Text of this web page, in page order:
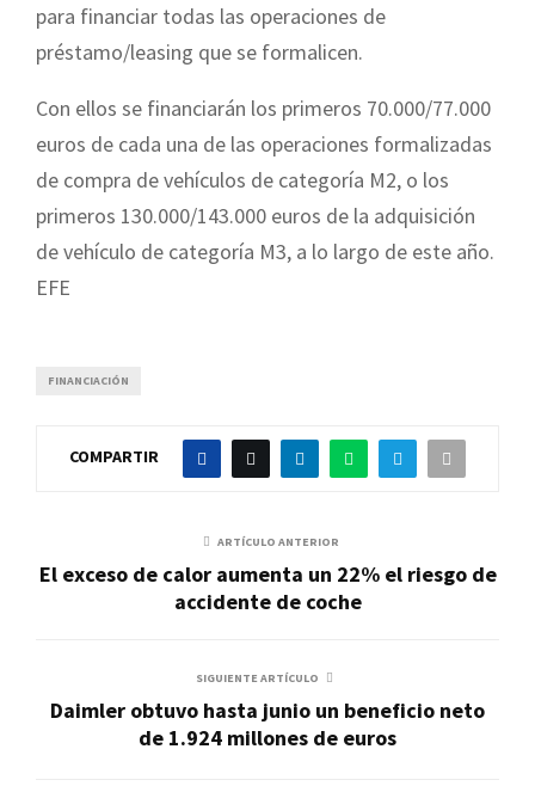
para financiar todas las operaciones de
préstamo/leasing que se formalicen.
Con ellos se financiarán los primeros 70.000/77.000
euros de cada una de las operaciones formalizadas
de compra de vehículos de categoría M2, o los
primeros 130.000/143.000 euros de la adquisición
de vehículo de categoría M3, a lo largo de este año.
EFE
FINANCIACIÓN
COMPARTIR
ARTÍCULO ANTERIOR
El exceso de calor aumenta un 22% el riesgo de
accidente de coche
SIGUIENTE ARTÍCULO
Daimler obtuvo hasta junio un beneficio neto
de 1.924 millones de euros